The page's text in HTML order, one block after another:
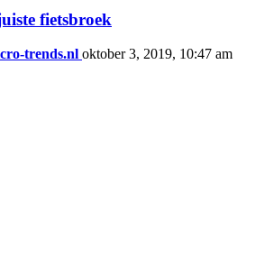
fietsbroek
trends.nl oktober 3, 2019, 10:47 am